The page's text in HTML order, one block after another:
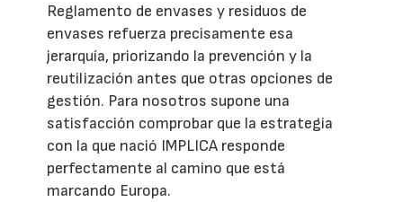
Reglamento de envases y residuos de
envases refuerza precisamente esa
jerarquía, priorizando la prevención y la
reutilización antes que otras opciones de
gestión. Para nosotros supone una
satisfacción comprobar que la estrategia
con la que nació IMPLICA responde
perfectamente al camino que está
marcando Europa.